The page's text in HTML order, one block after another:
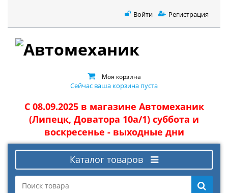
Войти Регистрация
Моя корзина
Сейчас ваша корзина пуста
С 08.09.2025 в магазине Автомеханик
(Липецк, Доватора 10а/1) суббота и
воскресенье - выходные дни
Каталог товаров